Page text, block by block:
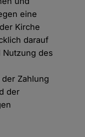
eine
Kirche
darauf
Nutzung des
Zahlung
der